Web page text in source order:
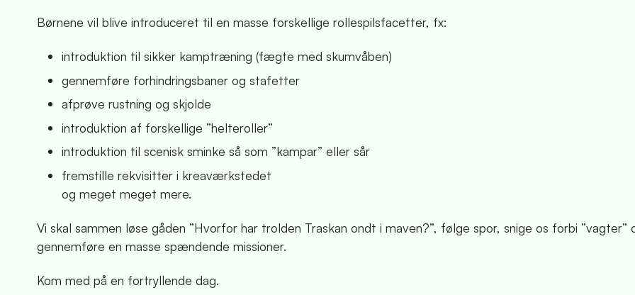
Børnene vil blive introduceret til en masse forskellige rollespilsfacetter, fx:
introduktion til sikker kamptræning (fægte med skumvåben)
gennemføre forhindringsbaner og stafetter
afprøve rustning og skjolde
introduktion af forskellige ”helteroller”
introduktion til scenisk sminke så som ”kampar” eller sår
fremstille rekvisitter i kreaværkstedet
og meget meget mere.
Vi skal sammen løse gåden ”Hvorfor har trolden Traskan ondt i maven?”, følge spor, snige os forbi ”vagter”
gennemføre en masse spændende missioner.
Kom med på en fortryllende dag.